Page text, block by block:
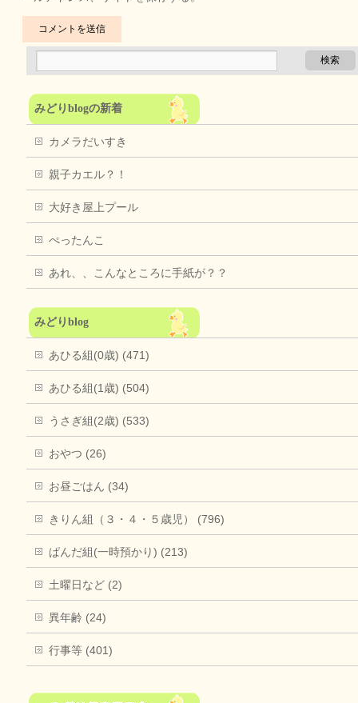
みどりblogの新着
カメラだいすき
親子カエル？！
大好き屋上プール
ぺったんこ
あれ、、こんなところに手紙が？？
みどりblog
あひる組(0歳) (471)
あひる組(1歳) (504)
うさぎ組(2歳) (533)
おやつ (26)
お昼ごはん (34)
きりん組（３・４・５歳児） (796)
ぱんだ組(一時預かり) (213)
土曜日など (2)
異年齢 (24)
行事等 (401)